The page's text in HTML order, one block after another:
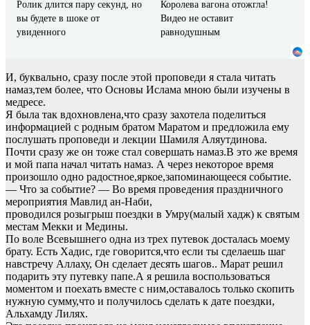
Ролик длится пару секунд, но
вы будете в шоке от
увиденного
Королева вагона отожгла!
Видео не оставит
равнодушным
И, буквально, сразу после этой проповеди я стала читать
намаз,тем более, что Основы Ислама мною были изучены в
медресе.
Я была так вдохновлена,что сразу захотела поделиться
информацией с родным братом Маратом и предложила ему
послушать проповеди и лекции Шамиля Аляутдинова.
Почти сразу же он тоже стал совершать намаз.В это же время
и мой папа начал читать намаз. А через некоторое время
произошло одно радостное,яркое,запоминающееся событие.
— Что за событие? — Во время проведения праздничного
мероприятия Мавлид ан-Наби,
проводился розыгрыш поездки в Умру(малый хадж) к святым
местам Мекки и Медины.
По воле Всевышнего одна из трех путевок досталась моему
брату. Есть Хадис, где говорится,что если ты сделаешь шаг
навстречу Аллаху, Он сделает десять шагов.. Марат решил
подарить эту путевку папе.А я решила воспользоваться
моментом и поехать вместе с ним,оставалось только скопить
нужную сумму,что и получилось сделать к дате поездки,
Альхамду Лилях.